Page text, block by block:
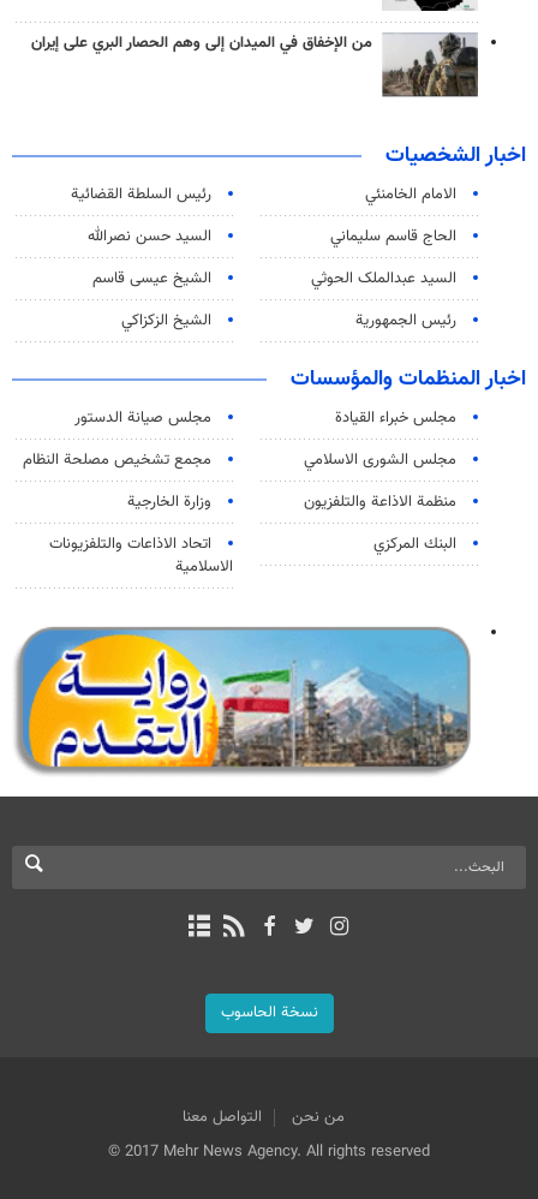
من الإخفاق في الميدان إلى وهم الحصار البري على إيران
اخبار الشخصيات
الامام الخامنئي
رئیس السلطة القضائیة
الحاج قاسم سليماني
السيد حسن نصرالله
السید عبدالملک الحوثي
الشيخ عيسى قاسم
رئيس الجمهورية
الشيخ الزكزاكي
اخبار المنظمات والمؤسسات
مجلس خبراء القيادة
مجلس صيانة الدستور
مجلس الشورى الاسلامي
مجمع تشخيص مصلحة النظام
منظمة الاذاعة والتلفزیون
وزارة الخارجية
البنك المركزي
اتحاد الاذاعات والتلفزيونات
الاسلامية
نسخة الحاسوب
من نحن
التواصل معنا
© 2017 Mehr News Agency. All rights reserved